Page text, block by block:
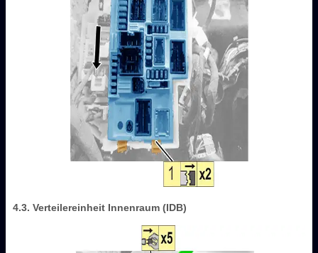
4.3. Verteilereinheit Innenraum (IDB)